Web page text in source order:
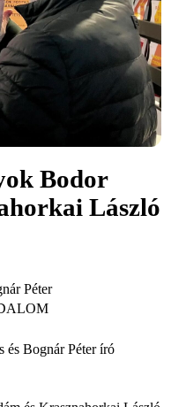
Bodor
László
Péter
és Bognár Péter író